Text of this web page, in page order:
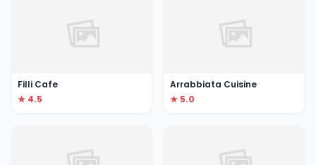
Filli Cafe
★ 4.5
Arrabbiata Cuisine
★ 5.0